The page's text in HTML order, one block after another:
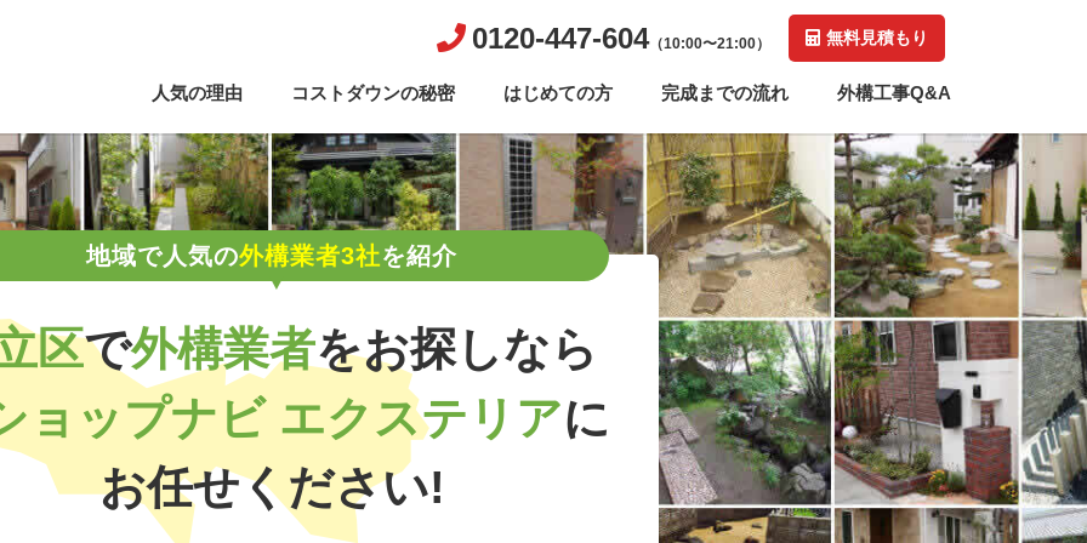
0120-447-604（10:00〜21:00） 無料見積もり
人気の理由 コストダウンの秘密 はじめての方 完成までの流れ 外構工事Q&A
地域で人気の外構業者3社を紹介
区で外構業者をお探しなら
ョップナビ エクステリアに
お任せください!